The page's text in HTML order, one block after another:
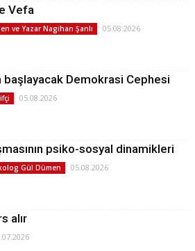
Vefa
ve Yazar Nagihan Şanlı 05.08.2026
başlayacak Demokrasi Cephesi
05.08.2026
psiko-sosyal dinamikleri
Gül Dümen 05.08.2026
alır